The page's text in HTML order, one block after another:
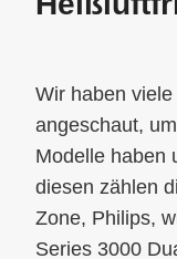
Wir haben
angeschaut,
Modelle haben
diesen zählen
Zone, Philips,
Series 3000